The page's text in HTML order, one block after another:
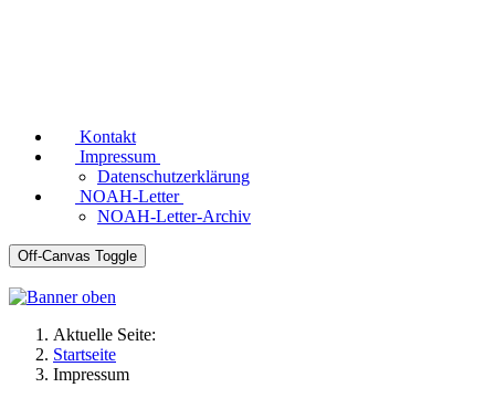
Kontakt
Impressum
Datenschutzerklärung
NOAH-Letter
NOAH-Letter-Archiv
Off-Canvas Toggle
Aktuelle Seite:
Startseite
Impressum